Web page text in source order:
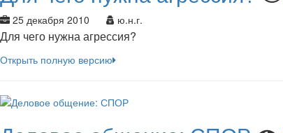
25 декабря 2010 ю.н.г.
Для чего нужна агрессия?
Открыть полную версию